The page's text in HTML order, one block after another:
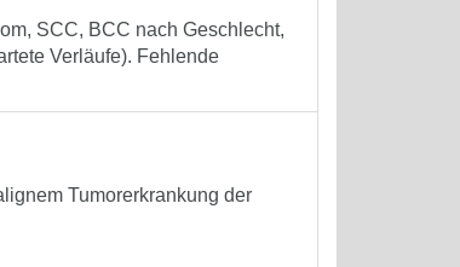
SCC, BCC nach Geschlecht,
Verläufe). Fehlende
Tumorerkrankung der